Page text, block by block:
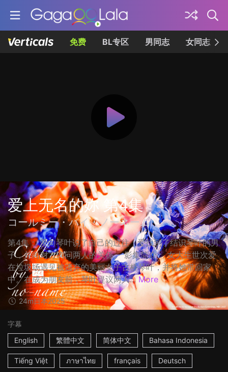
免费 BL专区 男同志 女同志
爱上无名的妳 第4集
コールミー・バイ・ノーネーム
第4集： 爱向琴叶说了自己的过往；爱找到了结识琴叶的男
子，并向对方询问两人的关係。 影集简介： 女大生世次爱
在垃圾场遇见被遗弃的美丽女子古桥琴叶，并将她带回家
中。在成为朋友前，琴叶提议两人... More
24m日本2025
字幕
English
繁體中文 简体中文 Bahasa Indonesia
Tiếng Việt ภาษาไทย français Deutsch